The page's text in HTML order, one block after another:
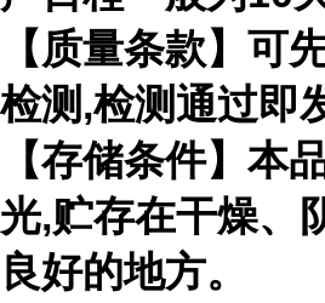
【质量条款】可
检测,检测通过即
【存储条件】本
光,贮存在干燥、
良好的地方。